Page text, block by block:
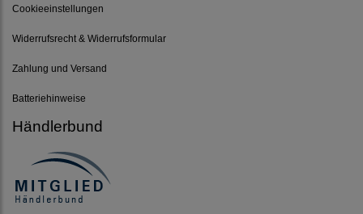
Cookieeinstellungen
Widerrufsrecht & Widerrufsformular
Zahlung und Versand
Batteriehinweise
Händlerbund